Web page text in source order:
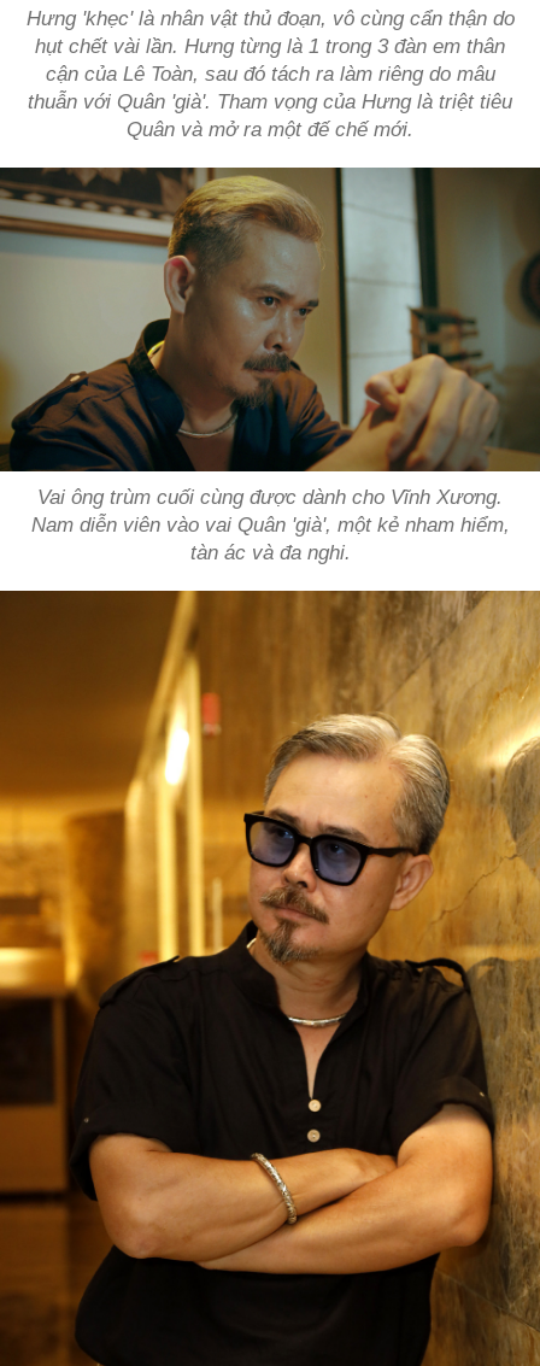
Hưng 'khẹc' là nhân vật thủ đoạn, vô cùng cẩn thận do
hụt chết vài lần. Hưng từng là 1 trong 3 đàn em thân
cận của Lê Toàn, sau đó tách ra làm riêng do mâu
thuẫn với Quân 'già'. Tham vọng của Hưng là triệt tiêu
Quân và mở ra một đế chế mới.
Vai ông trùm cuối cùng được dành cho Vĩnh Xương.
Nam diễn viên vào vai Quân 'già', một kẻ nham hiểm,
tàn ác và đa nghi.